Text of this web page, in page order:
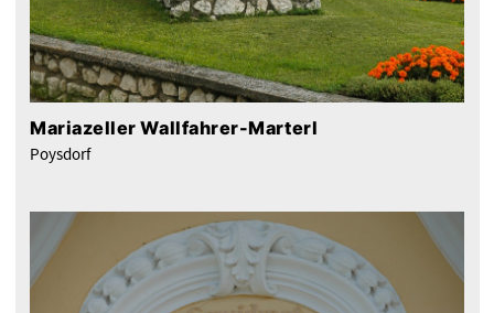
Mariazeller Wallfahrer-Marterl
Poysdorf